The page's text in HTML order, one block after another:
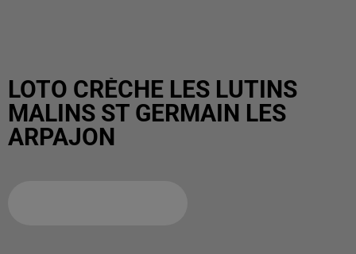
LOTO CRÈCHE LES LUTINS
MALINS ST GERMAIN LES
ARPAJON